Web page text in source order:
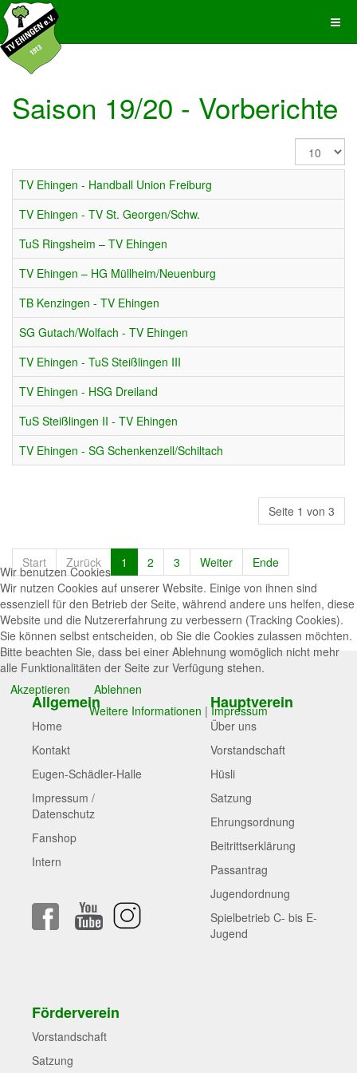
Saison 19/20 - Vorberichte
Anzeige
#
TV Ehingen - Handball Union Freiburg
TV Ehingen - TV St. Georgen/Schw.
TuS Ringsheim – TV Ehingen
TV Ehingen – HG Müllheim/Neuenburg
TB Kenzingen - TV Ehingen
SG Gutach/Wolfach - TV Ehingen
TV Ehingen - TuS Steißlingen III
TV Ehingen - HSG Dreiland
TuS Steißlingen II - TV Ehingen
TV Ehingen - SG Schenkenzell/Schiltach
Seite 1 von 3
Start Zurück 1 2 3 Weiter Ende
Allgemein
Home
Kontakt
Eugen-Schädler-Halle
Impressum /
Datenschutz
Fanshop
Intern
Hauptverein
Über uns
Vorstandschaft
Hüsli
Satzung
Ehrungsordnung
Beitrittserklärung
Passantrag
Jugendordnung
Spielbetrieb C- bis E-
Jugend
Förderverein
Vorstandschaft
Satzung
Wir benutzen Cookies
Wir nutzen Cookies auf unserer Website. Einige von ihnen sind
essenziell für den Betrieb der Seite, während andere uns helfen, diese
Website und die Nutzererfahrung zu verbessern (Tracking Cookies).
Sie können selbst entscheiden, ob Sie die Cookies zulassen möchten.
Bitte beachten Sie, dass bei einer Ablehnung womöglich nicht mehr
alle Funktionalitäten der Seite zur Verfügung stehen.
Akzeptieren
Ablehnen
Weitere Informationen | Impressum